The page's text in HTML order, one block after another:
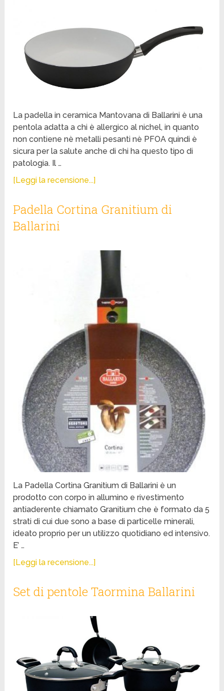
La padella in ceramica Mantovana di Ballarini è una
pentola adatta a chi è allergico al nichel, in quanto
non contiene nè metalli pesanti nè PFOA quindi è
sicura per la salute anche di chi ha questo tipo di
patologia. Il …
[Leggi la recensione...]
Padella Cortina Granitium di
Ballarini
La Padella Cortina Granitium di Ballarini è un
prodotto con corpo in allumino e rivestimento
antiaderente chiamato Granitium che è formato da 5
strati di cui due sono a base di particelle minerali,
ideato proprio per un utilizzo quotidiano ed intensivo.
E’ …
[Leggi la recensione...]
Set di pentole Taormina Ballarini